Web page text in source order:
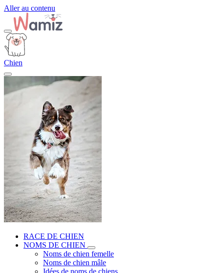
Aller au contenu
Chien
RACE DE CHIEN
NOMS DE CHIEN
Noms de chien femelle
Noms de chien mâle
Idées de noms de chiens